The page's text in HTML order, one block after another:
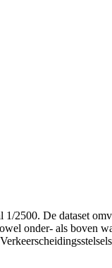
2500. De dataset
onder- als boven